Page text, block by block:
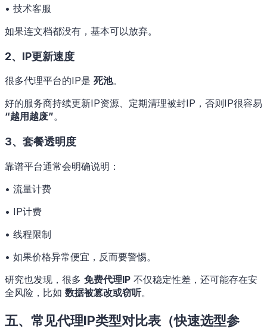
• 技术客服
如果连文档都没有，基本可以放弃。
2、IP更新速度
很多代理平台的IP是 死池。
好的服务商持续更新IP资源、定期清理被封IP，否则IP很容易
“越用越废”。
3、套餐透明度
靠谱平台通常会明确说明：
• 流量计费
• IP计费
• 线程限制
• 如果价格异常便宜，反而要警惕。
研究也发现，很多 免费代理IP 不仅稳定性差，还可能存在安
全风险，比如 数据被篡改或窃听。
五、常见代理IP类型对比表（快速选型参